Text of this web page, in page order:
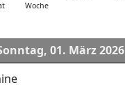
Woche
01. März 2026